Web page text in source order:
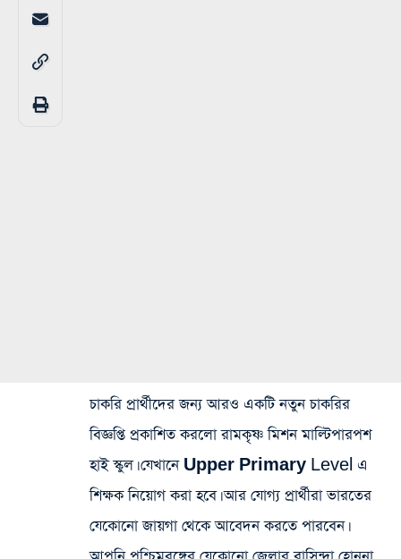
চাকরি প্রার্থীদের জন্য আরও একটিনতুন চাকরির
বিজ্ঞপ্তি প্রকাশিত করলো রামকৃষ্ণ মিশন মাল্টিপারপশ
হাই স্কুল। যেখানে Upper Primary Level এ
শিক্ষক নিয়োগ করা হবে। আর যোগ্য প্রার্থীরা ভারতের
যেকোনো জায়গা থেকেআবেদন করতে পারবেন।